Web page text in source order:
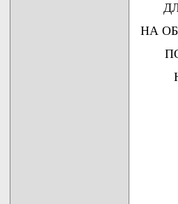
НА